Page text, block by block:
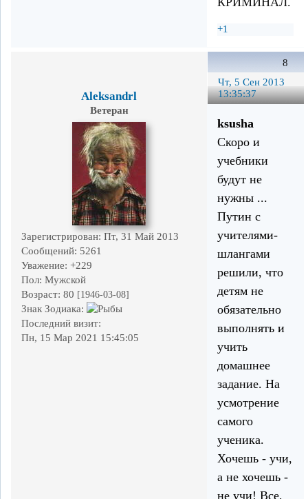
+1
8
Чт, 5 Сен 2013
13:35:37
Aleksandrl
Ветеран
Зарегистрирован: Пт, 31 Май 2013
Сообщений: 5261
Уважение: +229
Пол: Мужской
Возраст: 80 [1946-03-08]
Знак Зодиака:
Последний визит:
Пн, 15 Мар 2021 15:45:05
ksusha
Скоро и
учебники
будут не
нужны ...
Путин с
учителями-
шлангами
решили, что
детям не
обязательно
выполнять и
учить
домашнее
задание. На
усмотрение
самого
ученика.
Хочешь - учи,
а не хочешь -
не учи! Все,